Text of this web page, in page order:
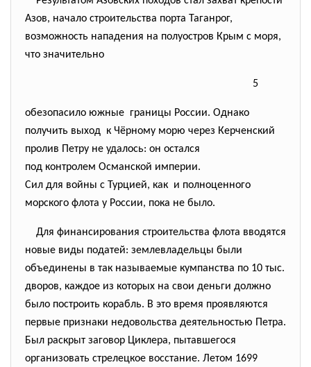
Азов, начало строительства порта Таганрог,
возможность нападения на полуостров Крым с моря,
что значительно
5
обезопасило южные границы России. Однако
получить выход к Чёрному морю через Керченский
пролив Петру не удалось: он остался
под контролем Османской империи.
Сил для войны с Турцией, как и полноценного
морского флота у России, пока не было.
Для финансирования строительства флота вводятся
новые виды податей: землевладельцы были
объединены в так называемые кумпанства по 10 тыс.
дворов, каждое из которых на свои деньги должно
было построить корабль. В это время проявляются
первые признаки недовольства деятельностью Петра.
Был раскрыт заговор Циклера, пытавшегося
организовать стрелецкое восстание. Летом 1699